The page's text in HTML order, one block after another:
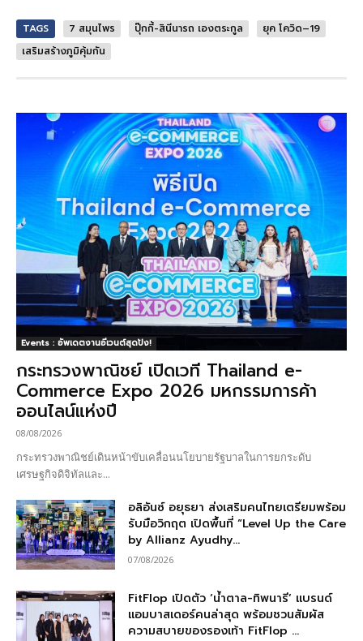
TAGS 7 สมุนไพร ปุ๊กกี้-สินีนารถ เองตระกูล
ยุค โควิด–19
เสริมสร้างภูมิคุ้มกัน
Events : อัพเดตงานอีเวนต์สุดปัง!
กระทรวงพาณิชย์ เปิดเวที Thailand e-
Commerce Expo 2026 มหกรรมการค้า
ออนไลน์แห่งปี
08/08/2026
กระทรวงพาณิชย์เดินหน้าขับเคลื่อนนโยบายรัฐบาลในการยกระดับ
เศรษฐกิจดิจิทัลและ...
อลิอันซ์ อยุธยา ส่งเสริมคนไทยเตรียมพร้อม
รับมือวิกฤต เปิดพื้นที่ “Level Up the Care
by Allianz Ayudhy...
07/08/2026
FitFlop เปิดตัว ‘น้ำตาล-ทิพนารี’ แบรนด์
แอมบาสเดอร์คนล่าสุด พร้อมชวนสัมผัส
ความสบายของรองเท้า FitFlop ...